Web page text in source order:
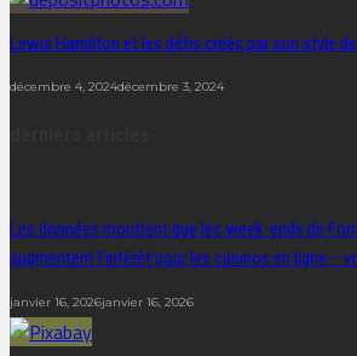
Lewis Hamilton et les défis créés par son style
décembre 4, 2024décembre 3, 2024
Les données montrent que les week-ends de
augmentent l’intérêt pour les casinos en ligne –
janvier 16, 2026janvier 16, 2026